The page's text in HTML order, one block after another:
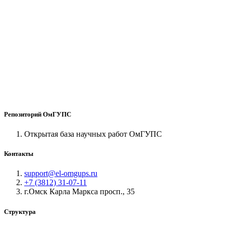
Репозиторий ОмГУПС
Открытая база научных работ ОмГУПС
Контакты
support@el-omgups.ru
+7 (3812) 31-07-11
г.Омск Карла Маркса просп., 35
Структура